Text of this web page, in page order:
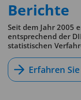
Berichte
Seit dem Jahr 2005
entsprechend der
statistischen
Erfahren